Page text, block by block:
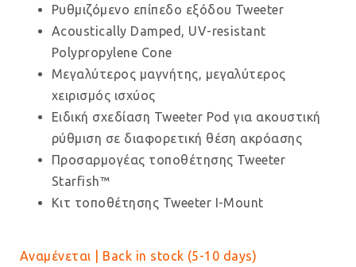
Ρυθμιζόμενο επίπεδο εξόδου Tweeter
Acoustically Damped, UV-resistant
Polypropylene Cone
Μεγαλύτερος μαγνήτης, μεγαλύτερος
χειρισμός ισχύος
Ειδική σχεδίαση Tweeter Pod για ακουστική
ρύθμιση σε διαφορετική θέση ακρόασης
Προσαρμογέας τοποθέτησης Tweeter
Starfish™
Κιτ τοποθέτησης Tweeter I-Mount
Αναμένεται | Back in stock (5-10 days)